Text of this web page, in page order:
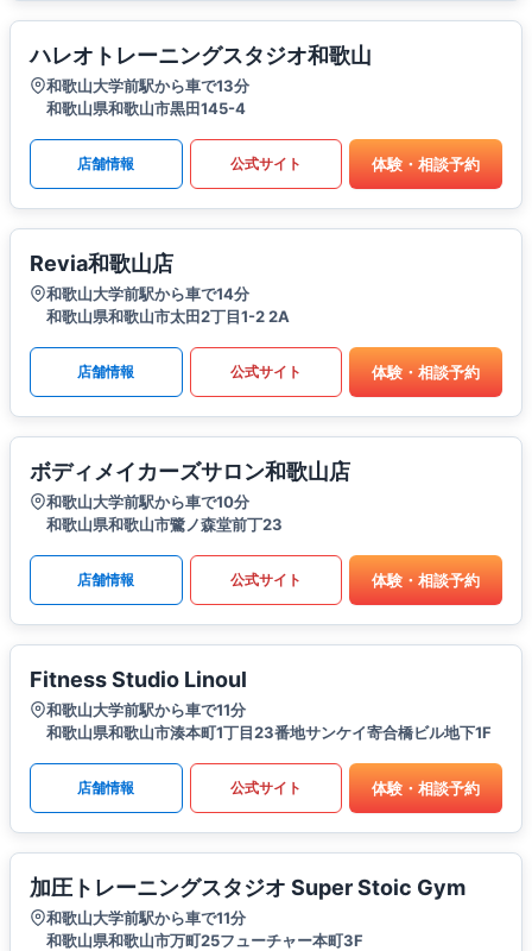
ハレオトレーニングスタジオ和歌山
和歌山大学前駅から車で13分
和歌山県和歌山市黒田145-4
店舗情報 公式サイト 体験・相談予約
Revia和歌山店
和歌山大学前駅から車で14分
和歌山県和歌山市太田2丁目1-2 2A
店舗情報 公式サイト 体験・相談予約
ボディメイカーズサロン和歌山店
和歌山大学前駅から車で10分
和歌山県和歌山市鷺ノ森堂前丁23
店舗情報 公式サイト 体験・相談予約
Fitness Studio Linoul
和歌山大学前駅から車で11分
和歌山県和歌山市湊本町1丁目23番地サンケイ寄合橋ビル地下1F
店舗情報 公式サイト 体験・相談予約
加圧トレーニングスタジオ Super Stoic Gym
和歌山大学前駅から車で11分
和歌山県和歌山市万町25フューチャー本町3F